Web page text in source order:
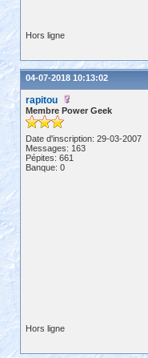
Hors ligne
04-07-2018 10:13:02
rapitou
Membre Power Geek
Date d'inscription: 29-03-2007
Messages: 163
Pépites: 661
Banque: 0
Hors ligne